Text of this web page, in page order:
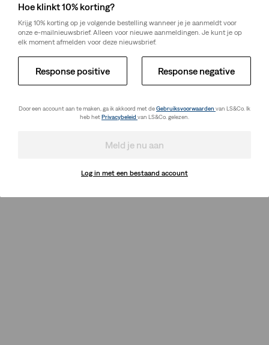
Hoe klinkt 10% korting?
Krijg 10% korting op je volgende bestelling wanneer je je aanmeldt voor
onze e-mailnieuwsbrief. Alleen voor nieuwe aanmeldingen. Je kunt je op
elk moment afmelden voor deze nieuwsbrief.
Response positive Response negative
Door een account aan te maken, ga ik akkoord met deGebruiksvoorwaarden van LS&Co. Ik
heb hetPrivacybeleid van LS&Co. gelezen.
Meld je nu aan
Log in met een bestaand account